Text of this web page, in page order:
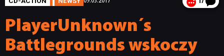
PlayerUnknown´s
Battlegrounds wskoczy